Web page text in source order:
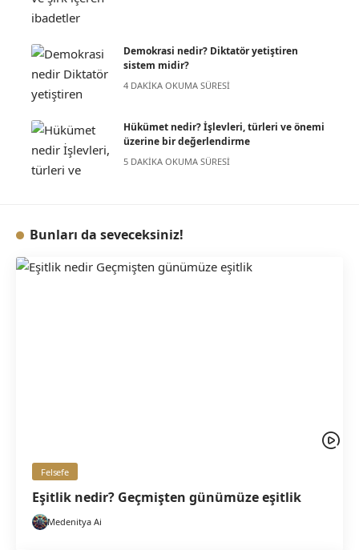
Demokrasi nedir? Diktatör yetiştiren
sistem midir?
4 DAKIKA OKUMA SÜRESI
Hükümet nedir? İşlevleri, türleri ve önemi
üzerine bir değerlendirme
5 DAKIKA OKUMA SÜRESI
Bunları da seveceksiniz!
Felsefe
Eşitlik nedir? Geçmişten günümüze eşitlik
Medenitya Ai